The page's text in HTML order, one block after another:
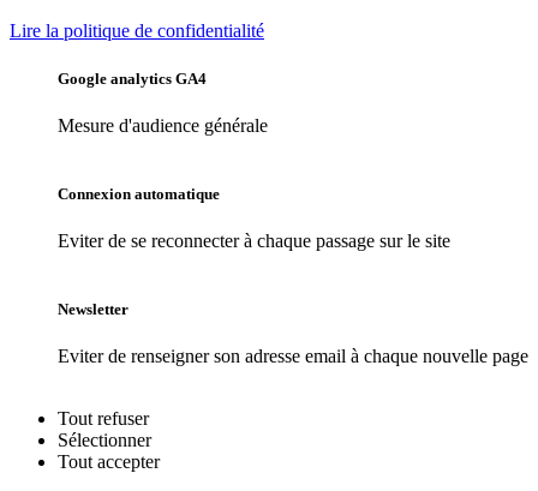
Lire la politique de confidentialité
Google analytics GA4
Mesure d'audience générale
Connexion automatique
Eviter de se reconnecter à chaque passage sur le site
Newsletter
Eviter de renseigner son adresse email à chaque nouvelle page
Toutrefuser
Sélectionner
Toutaccepter